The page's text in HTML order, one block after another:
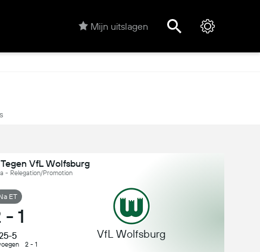
Mijn uitslagen
VfL Wolfsburg
- Relegation/Promotion
ET
- 1
5
2 - 1
VfL Wolfsburg